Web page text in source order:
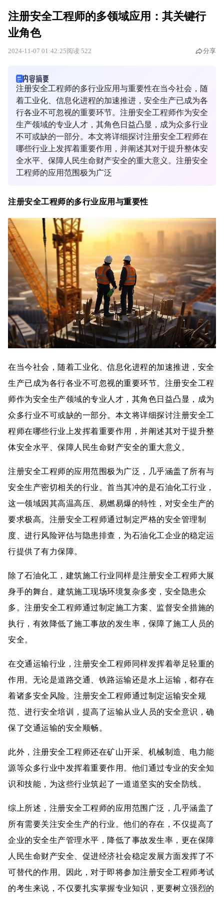
注册安全工程师的多领域应用：其关键行
业角色
2024-11-07 01:42:25阅读 522 分享
注册安全工程师的多行业应用与重要性在当今社会，随
着工业化、信息化进程的加速推进，安全生产已成为各
行各业不可忽视的重要环节。注册安全工程师作为安全
生产领域的专业人才，其角色日益凸显，成为众多行业
不可或缺的一部分。本文将详细探讨注册安全工程师在
哪些行业上发挥着重要作用，并阐述其对于提升整体安
全水平、保障人民生命财产安全的重大意义。注册安全
工程师的应用范围极为广泛
注册安全工程师的多行业应用与重要性
在当今社会，随着工业化、信息化进程的加速推进，安全
生产已成为各行各业不可忽视的重要环节。注册安全工程
师作为安全生产领域的专业人才，其角色日益凸显，成为
众多行业不可或缺的一部分。本文将详细探讨注册安全工
程师在哪些行业上发挥着重要作用，并阐述其对于提升整
体安全水平、保障人民生命财产安全的重大意义。
注册安全工程师的应用范围极为广泛，几乎涵盖了所有与
安全生产密切相关的行业。首当其冲的是石油化工行业，
这一领域因其高温高压、易燃易爆的特性，对安全生产的
要求极高。注册安全工程师通过制定严格的安全管理制
度、进行风险评估与隐患排查，为石油化工企业的稳定运
行提供了有力保障。
除了石油化工，建筑施工行业同样是注册安全工程师大展
身手的舞台。建筑施工现场环境复杂多变，安全隐患众
多。注册安全工程师通过制定施工方案、监督安全措施的
执行，有效降低了施工事故的发生率，保障了施工人员的
安全。
在交通运输行业，注册安全工程师同样发挥着举足轻重的
作用。无论是道路交通、铁路运输还是水上运输，都存在
着诸多安全风险。注册安全工程师通过制定运输安全规
范、进行安全培训，提高了运输从业人员的安全意识，确
保了交通运输的安全顺畅。
此外，注册安全工程师还在矿山开采、机械制造、电力能
源等众多行业中发挥着重要作用。他们通过专业的安全知
识和技能，为这些行业筑起了一道道坚实的安全防线。
综上所述，注册安全工程师的应用范围广泛，几乎涵盖了
所有需要关注安全生产的行业。他们的存在，不仅提高了
企业的安全生产管理水平，降低了事故发生率，更在保障
人民生命财产安全、促进经济社会稳定发展方面发挥了不
可替代的作用。因此，对于即将参加注册安全工程师考试
的考生来说，不仅要扎实掌握专业知识，更要树立强烈的